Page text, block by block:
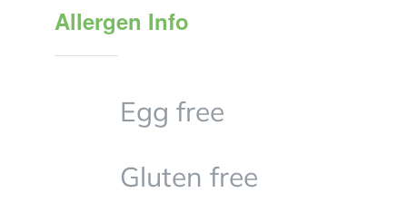
Allergen Info
Egg free
Gluten free